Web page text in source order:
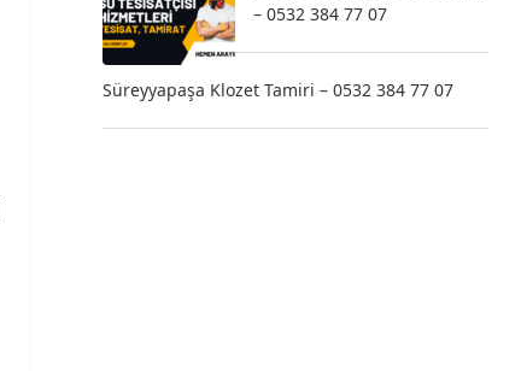
– 0532 384 77 07
Süreyyapaşa Klozet Tamiri – 0532 384 77 07